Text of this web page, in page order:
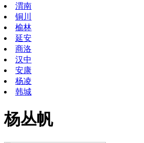
渭南
铜川
榆林
延安
商洛
汉中
安康
杨凌
韩城
杨丛帆